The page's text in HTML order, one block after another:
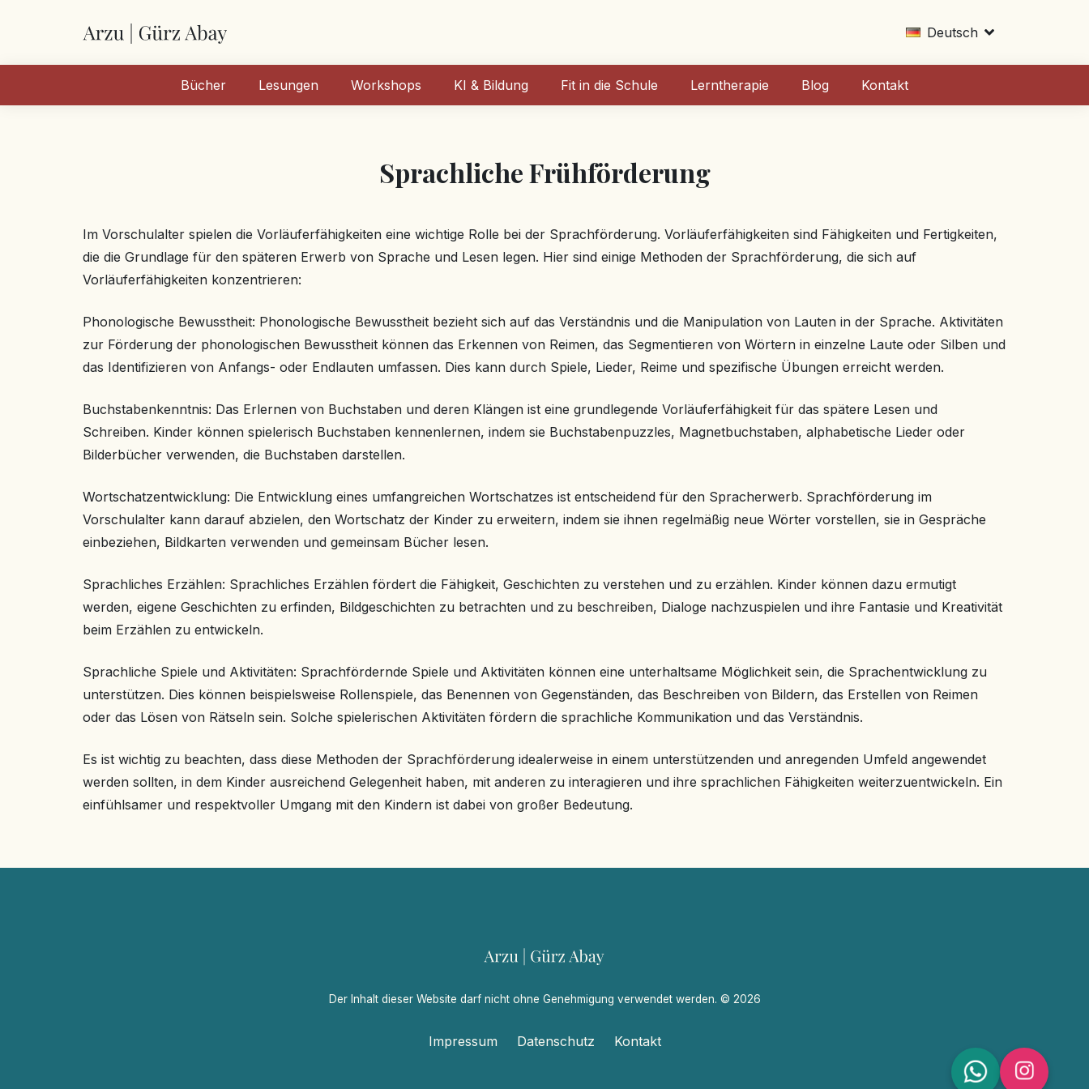
Deutsch
Bücher Lesungen Workshops KI & Bildung Fit in die Schule Lerntherapie Blog Kontakt
Sprachliche Frühförderung
Im Vorschulalter spielen die Vorläuferfähigkeiten eine wichtige Rolle bei der Sprachförderung. Vorläuferfähigkeiten sind Fähigkeiten und Fertigkeiten,
die die Grundlage für den späteren Erwerb von Sprache und Lesen legen. Hier sind einige Methoden der Sprachförderung, die sich auf
Vorläuferfähigkeiten konzentrieren:
Phonologische Bewusstheit: Phonologische Bewusstheit bezieht sich auf das Verständnis und die Manipulation von Lauten in der Sprache. Aktivitäten
zur Förderung der phonologischen Bewusstheit können das Erkennen von Reimen, das Segmentieren von Wörtern in einzelne Laute oder Silben und
das Identifizieren von Anfangs- oder Endlauten umfassen. Dies kann durch Spiele, Lieder, Reime und spezifische Übungen erreicht werden.
Buchstabenkenntnis: Das Erlernen von Buchstaben und deren Klängen ist eine grundlegende Vorläuferfähigkeit für das spätere Lesen und
Schreiben. Kinder können spielerisch Buchstaben kennenlernen, indem sie Buchstabenpuzzles, Magnetbuchstaben, alphabetische Lieder oder
Bilderbücher verwenden, die Buchstaben darstellen.
Wortschatzentwicklung: Die Entwicklung eines umfangreichen Wortschatzes ist entscheidend für den Spracherwerb. Sprachförderung im
Vorschulalter kann darauf abzielen, den Wortschatz der Kinder zu erweitern, indem sie ihnen regelmäßig neue Wörter vorstellen, sie in Gespräche
einbeziehen, Bildkarten verwenden und gemeinsam Bücher lesen.
Sprachliches Erzählen: Sprachliches Erzählen fördert die Fähigkeit, Geschichten zu verstehen und zu erzählen. Kinder können dazu ermutigt
werden, eigene Geschichten zu erfinden, Bildgeschichten zu betrachten und zu beschreiben, Dialoge nachzuspielen und ihre Fantasie und Kreativität
beim Erzählen zu entwickeln.
Sprachliche Spiele und Aktivitäten: Sprachfördernde Spiele und Aktivitäten können eine unterhaltsame Möglichkeit sein, die Sprachentwicklung zu
unterstützen. Dies können beispielsweise Rollenspiele, das Benennen von Gegenständen, das Beschreiben von Bildern, das Erstellen von Reimen
oder das Lösen von Rätseln sein. Solche spielerischen Aktivitäten fördern die sprachliche Kommunikation und das Verständnis.
Es ist wichtig zu beachten, dass diese Methoden der Sprachförderung idealerweise in einem unterstützenden und anregenden Umfeld angewendet
werden sollten, in dem Kinder ausreichend Gelegenheit haben, mit anderen zu interagieren und ihre sprachlichen Fähigkeiten weiterzuentwickeln. Ein
einfühlsamer und respektvoller Umgang mit den Kindern ist dabei von großer Bedeutung.
Der Inhalt dieser Website darf nicht ohne Genehmigung verwendet werden. © 2026
Impressum Datenschutz Kontakt